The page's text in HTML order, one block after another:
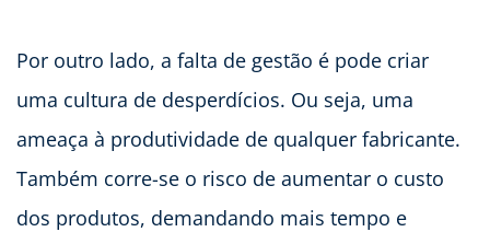
Por outro lado, a falta de gestão é pode criar
uma cultura de desperdícios. Ou seja, uma
ameaça à produtividade de qualquer fabricante.
Também corre-se o risco de aumentar o custo
dos produtos, demandando mais tempo e